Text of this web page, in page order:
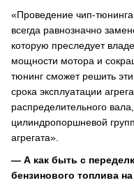
«Проведение чип-
всегда равнозначно
которую преследует
мощности мотора и
тюнинг сможет решить
срока эксплуатации
распределительного
цилиндропоршневой
агрегата».
— А как быть с
бензинового топлива